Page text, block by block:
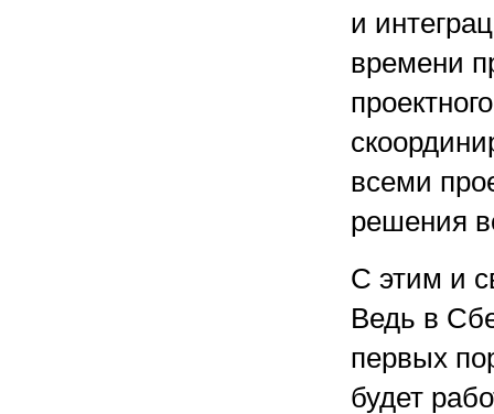
и
времени
всеми
решения
С этим и
Ведь в
первых
будет